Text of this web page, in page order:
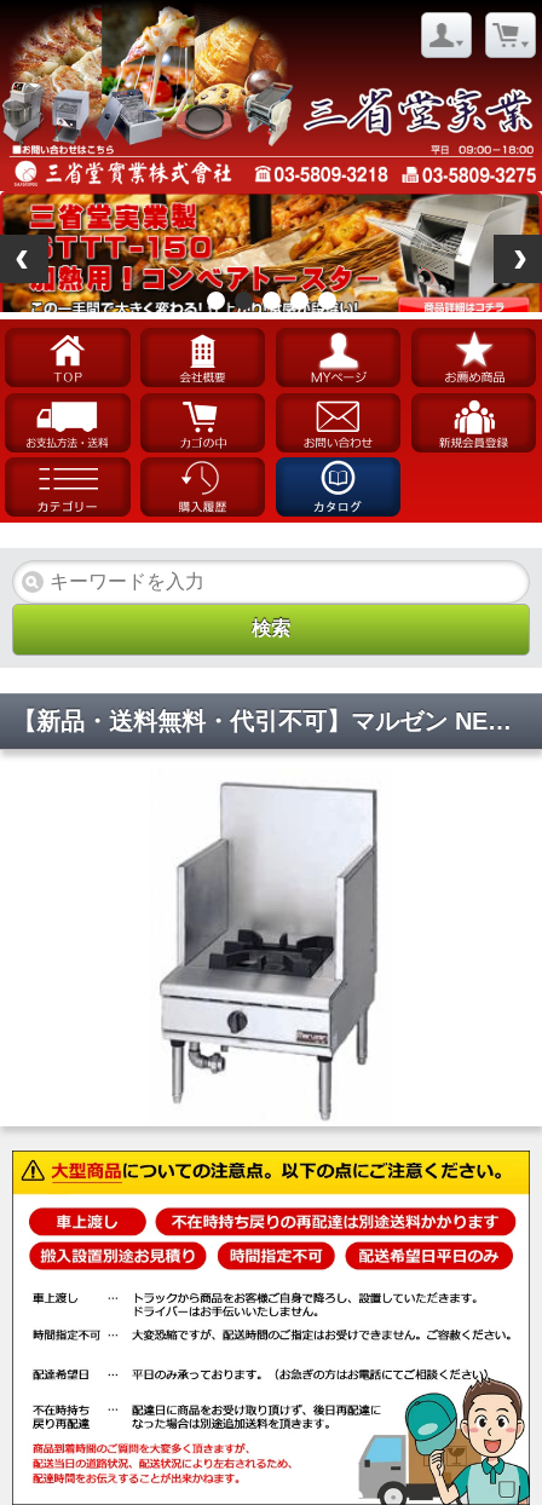
【新品・送料無料・代引不可】マルゼン NEWパワークックガススープレンジ 厨房機器 調理機器 RGS-H067D W600*D750*H450(mm)